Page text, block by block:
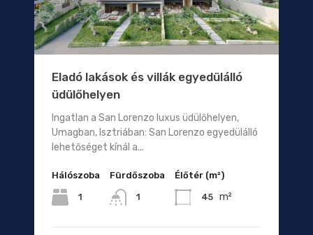
Eladó lakások és villák egyedülálló
üdülőhelyen
Ingatlan a San Lorenzo luxus üdülőhelyen,
Umagban, Isztriában: San Lorenzo egyedülálló
lehetőséget kínál a...
Hálószoba
1
Fürdőszoba
1
Élőtér (m²)
45 m²